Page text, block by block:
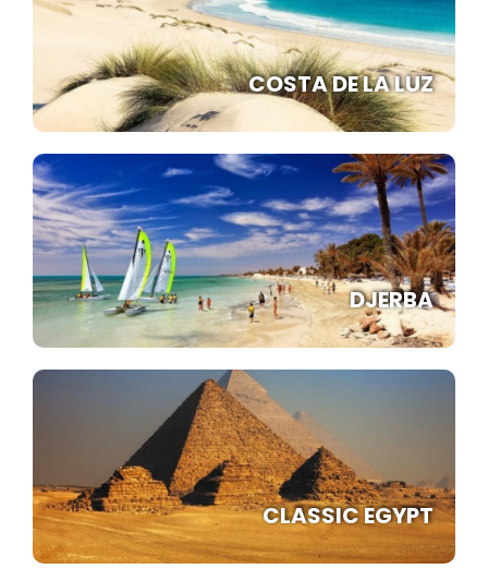
COSTA DE LA LUZ
DJERBA
CLASSIC EGYPT